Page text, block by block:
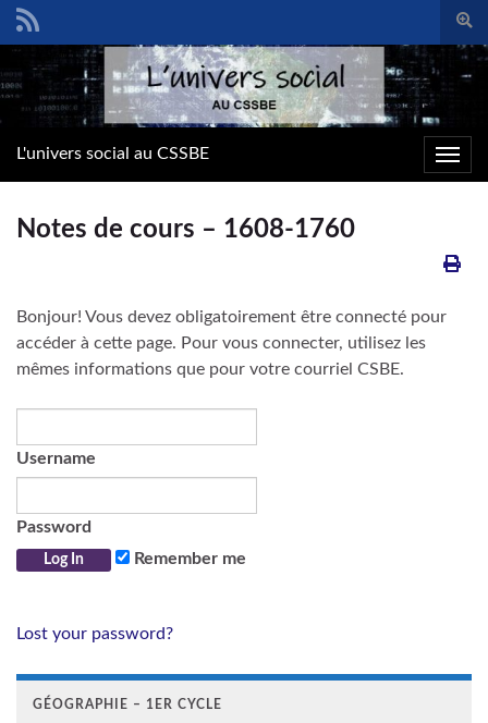
form
Search for:
L'univers social au CSSBE
Notes de cours – 1608-1760
Bonjour! Vous devez obligatoirement être connecté pour
accéder à cette page. Pour vous connecter, utilisez les
mêmes informations que pour votre courriel CSBE.
Username
Password
Remember me
Lost your password?
GÉOGRAPHIE – 1ER CYCLE